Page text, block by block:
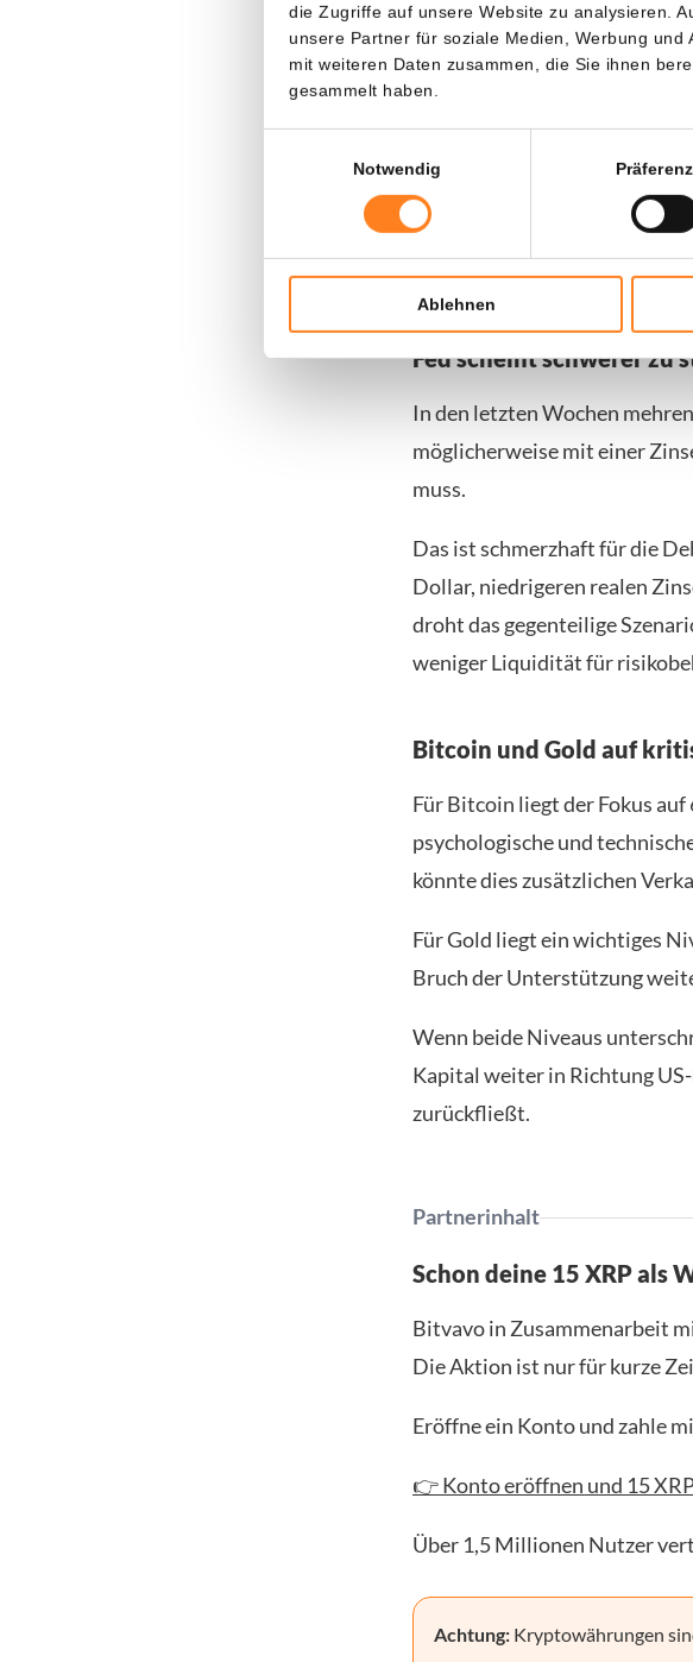
die Zugriffe auf unsere Website zu analysieren.
unsere Partner für soziale Medien, Werbung
mit weiteren Daten zusammen, die Sie ihnen
gesammelt haben.
Notwendig
Ablehnen
Das ist günstig für den US-
abwerfen, wie Gold und
Annahme, dass die Fed
nachgeben würde.
Das war der Kern der Dollar-
die Zentralbank zu
und alternative Wertspeicher
Fed scheint schwerer zu
In den letzten Wochen
möglicherweise mit einer
muss.
Das ist schmerzhaft für die
Dollar, niedrigeren realen
droht das gegenteilige
weniger Liquidität für
Bitcoin und Gold auf
Für Bitcoin liegt der Fokus
psychologische und
könnte dies zusätzlichen
Für Gold liegt ein wichtiges
Bruch der Unterstützung
Wenn beide Niveaus
Kapital weiter in Richtung
zurückfließt.
Partnerinhalt
Schon deine 15 XRP als
Bitvavo in Zusammenarbeit
Die Aktion ist nur für kurze
Eröffne ein Konto und zahle
👉 Konto eröffnen und 15
Über 1,5 Millionen Nutzer
Achtung: Kryptowährungen